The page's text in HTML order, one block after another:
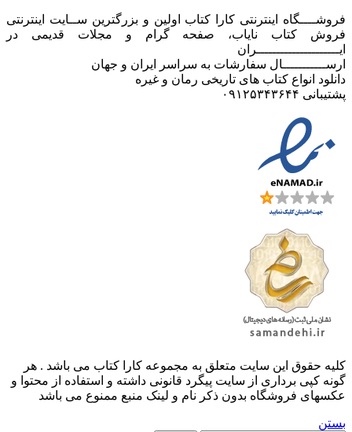
فروشــــگاه اینترنتی کارا کتاب اولین و بزرگترین ســایت اینترنتی
فروش کتاب نایاب، صفحه گرام و مجلات قدیمی در
ایـــــــــــــــــــــران
ارســـــــــــال سفارشات به سراسر ایران و جهان
دانلود انواع کتاب های تاریخی رمان و غیره
پشتیبانی ۰۹۱۲۵۳۴۳۶۴۴
کليه حقوق اين سايت متعلق به مجموعه کارا کتاب می باشد . هر
گونه کپی برداری از سایت پیگرد قانونی داشته و استفاده از محتوا و
عکسهای فروشگاه بدون ذکر نام و لینک منبع ممنوع می باشد
بستن